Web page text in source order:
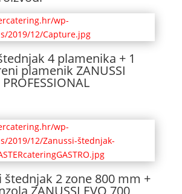
4 plamenika + 1
plamenik ZANUSSI
PROFESSIONAL
2 zone 800 mm +
ZANUSSI EVO 700